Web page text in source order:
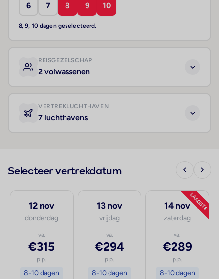
6 7 8 9 10
8, 9, 10 dagen geselecteerd.
REISGEZELSCHAP
2 volwassenen
VERTREKLUCHTHAVEN
7 luchthavens
Selecteer vertrekdatum
12 nov
donderdag
va.
€315
p.p.
8-10 dagen
13 nov
vrijdag
va.
€294
p.p.
8-10 dagen
LAAGSTE
14 nov
zaterdag
va.
€289
p.p.
8-10 dagen